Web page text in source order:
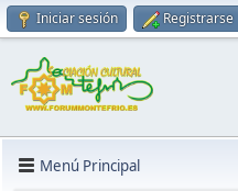
Iniciar sesión Registrarse
Menú Principal